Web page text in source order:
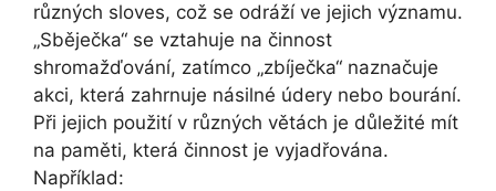
různých sloves, což se odráží ve jejich významu.
„Sběječka“ se vztahuje na činnost
shromažďování, zatímco „zbíječka“ naznačuje
akci, která zahrnuje násilné údery nebo bourání.
Při jejich použití v různých větách je důležité mít
na paměti, která činnost je vyjadřována.
Například: